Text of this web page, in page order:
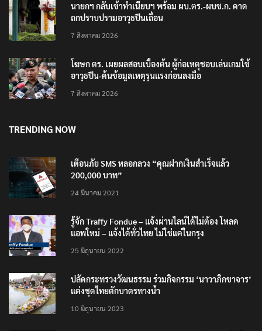
นายกฯ กลับเข้าทำเนียบฯ พร้อม ผบ.ตร.-ผบช.ก. คาด
ถกปราบปรามอาวุธปืนเถื่อน
7 สิงหาคม 2026
โฆษก ตร. เผยผลสอบเบื้องต้น ผู้ก่อเหตุชอบเล่นเกมใช้
อาวุธปืน-ค้นข้อมูลเหตุรุนแรงก่อนลงมือ
7 สิงหาคม 2026
TRENDING NOW
เตือนภัย SMS หลอกลวง “คุณฝากเงินสำเร็จแล้ว
200,000 บาท”
24 มีนาคม 2021
รู้จัก Traffy Fondue – แจ้งผ่านไลน์ได้ไม่ต้อง โหลด
แอพใหม่ – แจ้งได้ทั่วไทย ไม่ใช่แค่ในกรุง
25 มิถุนายน 2022
ปลัดกระทรวงวัฒนธรรม ร่วมกิจกรรม ‘นาวาภิกขาจาร’
แต่งชุดไทยตักบาตรทางน้ำ
10 มิถุนายน 2023